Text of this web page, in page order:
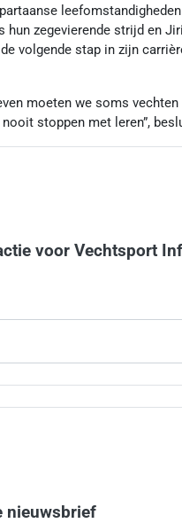
hun zegevierende strijd en
volgende stap in zijn
moeten we soms
stoppen met leren”,
voor Vechtsport
nieuwsbrief